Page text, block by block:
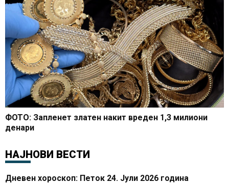
ФОТО: Запленет златен накит вреден 1,3 милиони
денари
НАЈНОВИ ВЕСТИ
Дневен хороскоп: Петок 24. Јули 2026 година